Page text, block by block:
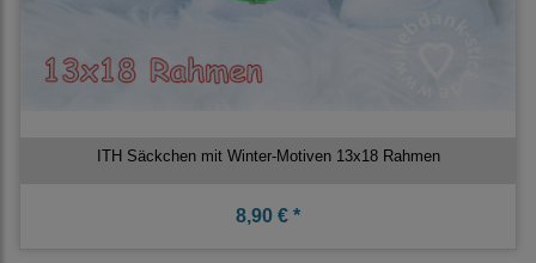
ITH Säckchen mit Winter-Motiven 13x18 Rahmen
8,90 € *